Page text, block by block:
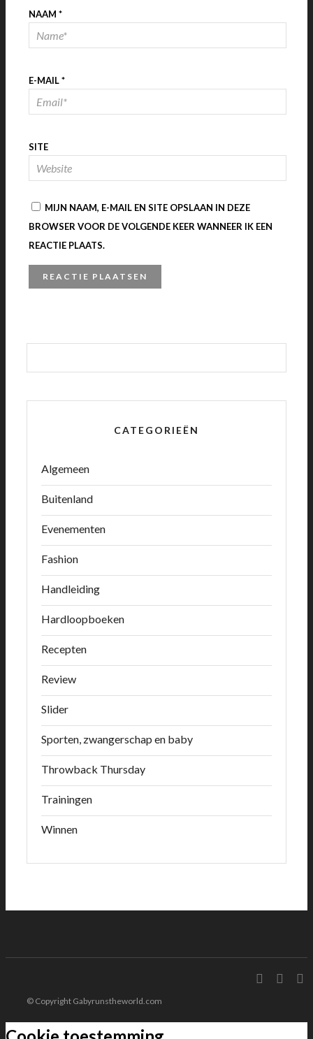
NAAM *
E-MAIL*
SITE
MIJN NAAM, E-MAIL EN SITE OPSLAAN IN DEZE
BROWSER VOOR DE VOLGENDE KEER WANNEER IK EEN
REACTIE PLAATS.
CATEGORIEËN
Algemeen
Buitenland
Evenementen
Fashion
Handleiding
Hardloopboeken
Recepten
Review
Slider
Sporten, zwangerschap en baby
Throwback Thursday
Trainingen
Winnen
© Copyright Gabyrunstheworld.com